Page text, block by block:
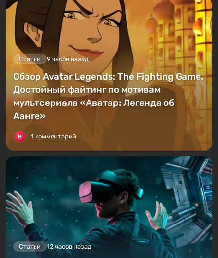
Статьи 9 часов назад
Обзор Avatar Legends: The Fighting Game.
Достойный файтинг по мотивам
мультсериала «Аватар: Легенда об
Аанге»
1 комментарий
Статьи 12 часов назад